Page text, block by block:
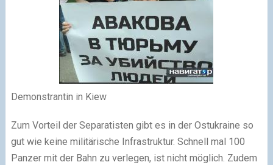
Demonstrantin in Kiew
Zum Vorteil der Separatisten gibt es in der Ostukraine so
gut wie keine militärische Infrastruktur. Schnell mal 100
Panzer mit der Bahn zu verlegen, ist nicht möglich. Zudem